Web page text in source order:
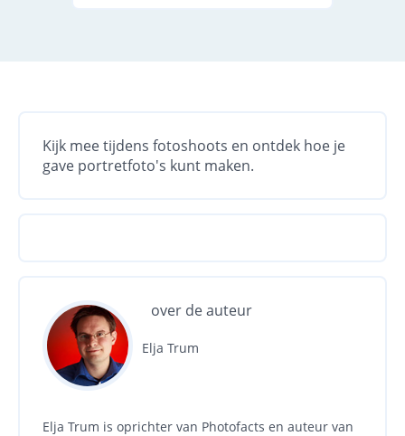
Kijk mee tijdens fotoshoots en ontdek hoe je
gave portretfoto's kunt maken.
over de auteur
Elja Trum
Elja Trum is oprichter van Photofacts en auteur van